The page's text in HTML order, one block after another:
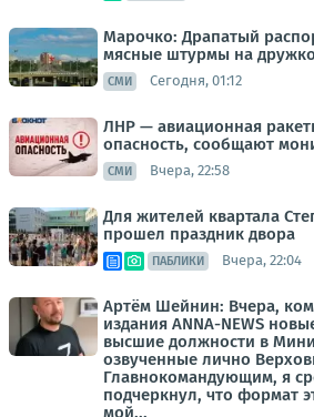
Марочко: Драпатый
мясные штурмы на
СМИ Сегодня, 01:12
ЛНР — авиационная
опасность, сообщают
СМИ Вчера, 22:58
Для жителей квартала
прошел праздник двора
ПАБЛИКИ Вчера, 22:04
Артём Шейнин: Вчера,
издания ANNA-NEWS
высшие должности в
озвученные лично
Главнокомандующим, я
подчеркнул, что формат
мой...